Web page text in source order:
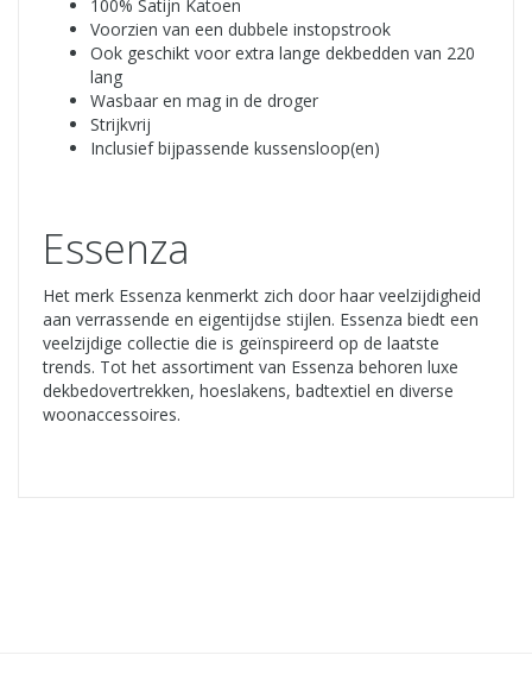
100% Satijn Katoen
Voorzien van een dubbele instopstrook
Ook geschikt voor extra lange dekbedden van 220
lang
Wasbaar en mag in de droger
Strijkvrij
Inclusief bijpassende kussensloop(en)
Essenza
Het merk Essenza kenmerkt zich door haar veelzijdigheid
aan verrassende en eigentijdse stijlen. Essenza biedt een
veelzijdige collectie die is geïnspireerd op de laatste
trends. Tot het assortiment van Essenza behoren luxe
dekbedovertrekken, hoeslakens, badtextiel en diverse
woonaccessoires.